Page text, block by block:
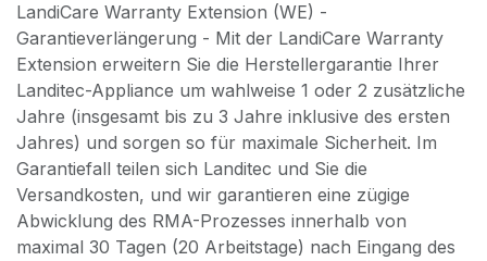
LandiCare Warranty Extension (WE) -
Garantieverlängerung - Mit der LandiCare Warranty
Extension erweitern Sie die Herstellergarantie Ihrer
Landitec-Appliance um wahlweise 1 oder 2 zusätzliche
Jahre (insgesamt bis zu 3 Jahre inklusive des ersten
Jahres) und sorgen so für maximale Sicherheit. Im
Garantiefall teilen sich Landitec und Sie die
Versandkosten, und wir garantieren eine zügige
Abwicklung des RMA-Prozesses innerhalb von
maximal 30 Tagen (20 Arbeitstage) nach Eingang des